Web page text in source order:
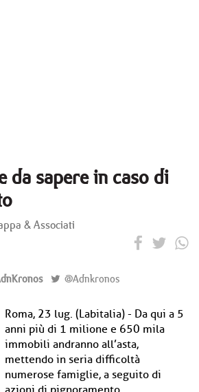
da sapere in caso di
& Associati
@Adnkronos
Roma, 23 lug. (Labitalia) - Da qui a 5
anni più di 1 milione e 650 mila
immobili andranno all’asta,
mettendo in seria difficoltà
numerose famiglie, a seguito di